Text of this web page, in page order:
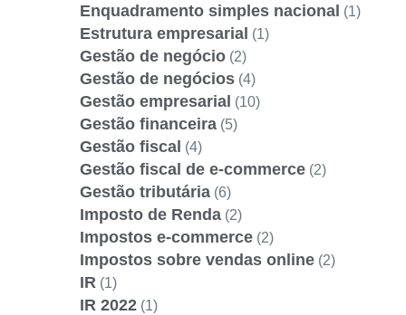
Enquadramento simples nacional (1)
Estrutura empresarial (1)
Gestão de negócio (2)
Gestão de negócios (4)
Gestão empresarial (10)
Gestão financeira (5)
Gestão fiscal (4)
Gestão fiscal de e-commerce (2)
Gestão tributária (6)
Imposto de Renda (2)
Impostos e-commerce (2)
Impostos sobre vendas online (2)
IR (1)
IR 2022 (1)